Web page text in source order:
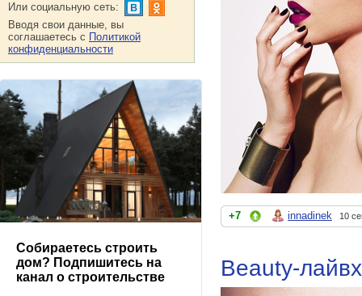
+7 innadinek 10
Beauty-
Или социальную сеть:
Вводя свои данные, вы
соглашаетесь с Политикой
конфиденциальности
Собираетесь строить
дом? Подпишитесь на
канал о строительстве